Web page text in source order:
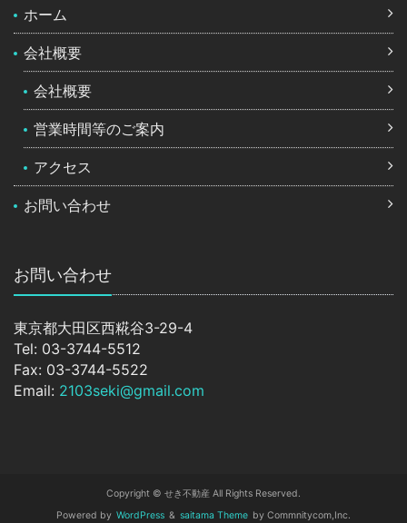
ホーム
会社概要
会社概要
営業時間等のご案内
アクセス
お問い合わせ
お問い合わせ
東京都大田区西糀谷3-29-4
Tel: 03-3744-5512
Fax: 03-3744-5522
Email: 2103seki@gmail.com
Copyright © せき不動産 All Rights Reserved.
Powered by WordPress & saitama Theme by Commnitycom,Inc.